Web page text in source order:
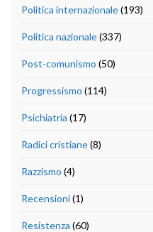
Politica internazionale(193)
Politica nazionale(337)
Post-comunismo (50)
Progressismo (114)
Psichiatria (17)
Radici cristiane(8)
Razzismo (4)
Recensioni(1)
Resistenza (60)